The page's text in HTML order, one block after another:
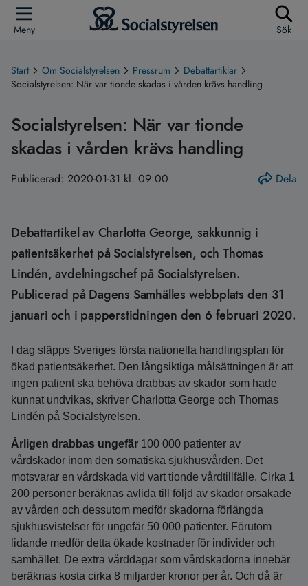
Meny Sök
Start Om Socialstyrelsen Pressrum
Debattartiklar
Socialstyrelsen: När var tionde skadas i vården krävs handling
Socialstyrelsen: När var tionde
skadas i vården krävs handling
Publicerad: 2020-01-31 kl. 09:00 Dela
Debattartikel av Charlotta George, sakkunnig i
patientsäkerhet på Socialstyrelsen, och Thomas
Lindén, avdelningschef på Socialstyrelsen.
Publicerad på Dagens Samhälles webbplats den 31
januari och i papperstidningen den 6 februari 2020.
I dag släpps Sveriges första nationella handlingsplan för
ökad patientsäkerhet. Den långsiktiga målsättningen är att
ingen patient ska behöva drabbas av skador som hade
kunnat undvikas, skriver Charlotta George och Thomas
Lindén på Socialstyrelsen.
Årligen drabbas ungefär 100 000 patienter av
vårdskador inom den somatiska sjukhusvården. Det
motsvarar en vårdskada vid vart tionde vårdtillfälle. Cirka 1
200 personer beräknas avlida till följd av skador orsakade
av vården och dessutom medför skadorna förlängda
sjukhusvistelser för ungefär 50 000 patienter. Förutom
lidande medför detta ökade kostnader för individer och
samhället. De extra vårddagar som vårdskadorna innebär
beräknas kosta cirka 8 miljarder kronor per år. Och då är